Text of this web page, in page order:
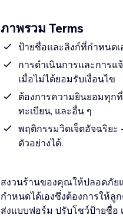
ภาพรวม Terms
ป้ายชื่อและลิงก์ที่กำหนดเ
การดำเนินการและการแ
เมื่อไม่ได้ยอมรับเงื่อนไข
ต้องการความยินยอมทุก
ทะเบียน, และอื่น ๆ
พฤติกรรมวิดเจ็ตอัจฉริย
ตัวอย่างได้.
สงวนร้านของคุณให้ปลอดภัย
กำหนดได้เองซึ่งต้องการให้
ส่งแบบฟอร์ม ปรับโชว์ป้ายชื่อ